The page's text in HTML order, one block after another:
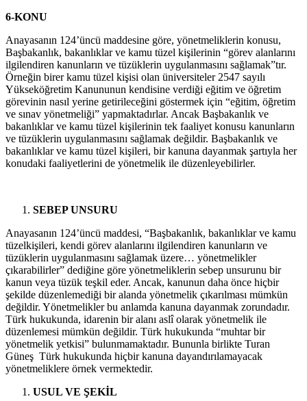
6-KONU
Anayasanın 124’üncü maddesine göre, yönetmeliklerin konusu,
Başbakanlık, bakanlıklar ve kamu tüzel kişilerinin “görev alanlarını
ilgilendiren kanunların ve tüzüklerin uygulanmasını sağlamak”tır.
Örneğin birer kamu tüzel kişisi olan üniversiteler 2547 sayılı
Yükseköğretim Kanununun kendisine verdiği eğitim ve öğretim
görevinin nasıl yerine getirileceğini göstermek için “eğitim, öğretim
ve sınav yönetmeliği” yapmaktadırlar. Ancak Başbakanlık ve
bakanlıklar ve kamu tüzel kişilerinin tek faaliyet konusu kanunların
ve tüzüklerin uygulanmasını sağlamak değildir. Başbakanlık ve
bakanlıklar ve kamu tüzel kişileri, bir kanuna dayanmak şartıyla her
konudaki faaliyetlerini de yönetmelik ile düzenleyebilirler.
SEBEP UNSURU
Anayasanın 124’üncü maddesi, “Başbakanlık, bakanlıklar ve kamu
tüzelkişileri, kendi görev alanlarını ilgilendiren kanunların ve
tüzüklerin uygulanmasını sağlamak üzere… yönetmelikler
çıkarabilirler” dediğine göre yönetmeliklerin sebep unsurunu bir
kanun veya tüzük teşkil eder. Ancak, kanunun daha önce hiçbir
şekilde düzenlemediği bir alanda yönetmelik çıkarılması mümkün
değildir. Yönetmelikler bu anlamda kanuna dayanmak zorundadır.
Türk hukukunda, idarenin bir alanı aslî olarak yönetmelik ile
düzenlemesi mümkün değildir. Türk hukukunda “muhtar bir
yönetmelik yetkisi” bulunmamaktadır. Bununla birlikte Turan
Güneş Türk hukukunda hiçbir kanuna dayandırılamayacak
yönetmeliklere örnek vermektedir.
USUL VE ŞEKİL